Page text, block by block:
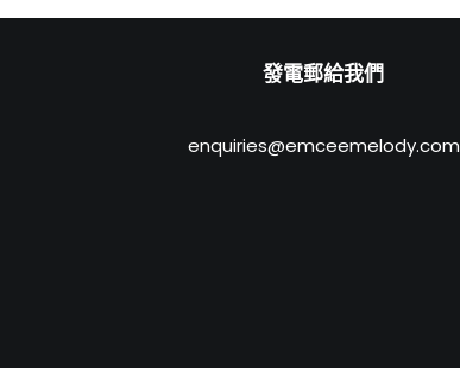
發電郵給我們
enquiries@emceemelody.com